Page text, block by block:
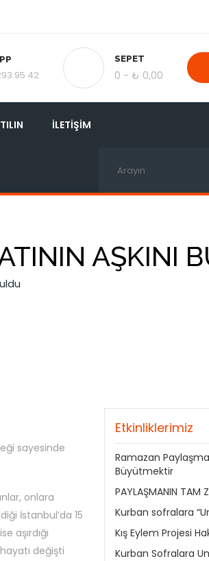
95 42
SEPET
0 - ₺ 0,00
İLETIŞIM
AŞKINI
sayesinde
onlara
İstanbul’da 15
aşırdığı
değişti
Etkinliklerimiz
Ramazan
Büyütmektir
PAYLAŞMANIN TAM
Kurban sofralara
Kış Eylem Projesi
Kurban Sofralara